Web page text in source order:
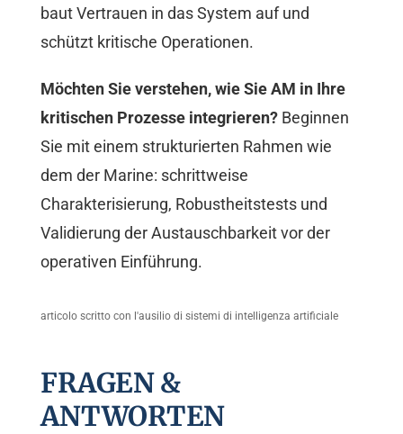
baut Vertrauen in das System auf und
schützt kritische Operationen.
Möchten Sie verstehen, wie Sie AM in Ihre
kritischen Prozesse integrieren? Beginnen
Sie mit einem strukturierten Rahmen wie
dem der Marine: schrittweise
Charakterisierung, Robustheitstests und
Validierung der Austauschbarkeit vor der
operativen Einführung.
articolo scritto con l'ausilio di sistemi di intelligenza artificiale
FRAGEN &
ANTWORTEN